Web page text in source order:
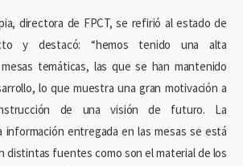
directora de FPCT, se refirió al estado de
y destacó: “hemos tenido una alta
temáticas, las que se han mantenido
lo que muestra una gran motivación a
de una visión de futuro. La
información entregada en las mesas se está
distintas fuentes como son el material de los